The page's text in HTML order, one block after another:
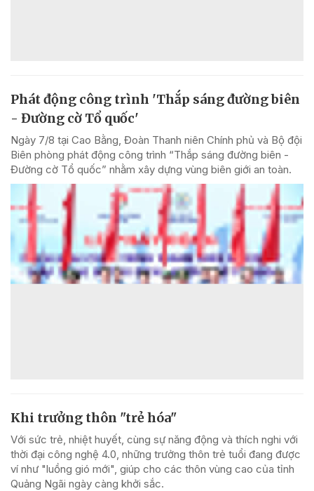
Phát động công trình 'Thắp sáng đường biên
- Đường cờ Tổ quốc'
Ngày 7/8 tại Cao Bằng, Đoàn Thanh niên Chính phủ và Bộ đội
Biên phòng phát động công trình “Thắp sáng đường biên -
Đường cờ Tổ quốc” nhằm xây dựng vùng biên giới an toàn.
Khi trưởng thôn "trẻ hóa"
Với sức trẻ, nhiệt huyết, cùng sự năng động và thích nghi với
thời đại công nghệ 4.0, những trưởng thôn trẻ tuổi đang được
ví như "luồng gió mới", giúp cho các thôn vùng cao của tỉnh
Quảng Ngãi ngày càng khởi sắc.